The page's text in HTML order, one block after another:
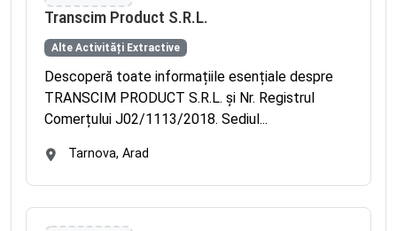
Transcim Product S.R.L.
Alte Activități Extractive
Descoperă toate informațiile esențiale despre
TRANSCIM PRODUCT S.R.L. și Nr. Registrul
Comerțului J02/1113/2018. Sediul...
Tarnova, Arad